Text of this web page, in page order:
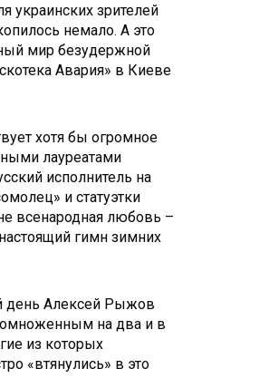
украинских зрителей
немало. А это
мир безудержной
Авария» в Киеве
хотя бы огромное
лауреатами
исполнитель на
и статуэтки
всенародная любовь –
гимн зимних
день Алексей Рыжов
на два и в
из которых
«втянулись» в это